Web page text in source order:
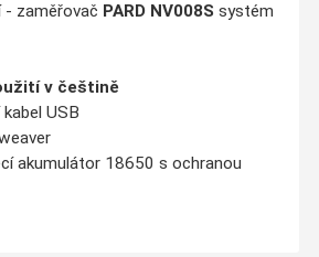
- zaměřovač PARD NV008S systém
v češtině
USB
akumulátor 18650 s ochranou